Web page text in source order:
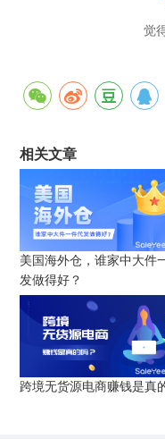
觉
相关文章
美国海外仓，谁家中大件
发做得好？
跨境无货源电商赚钱是真